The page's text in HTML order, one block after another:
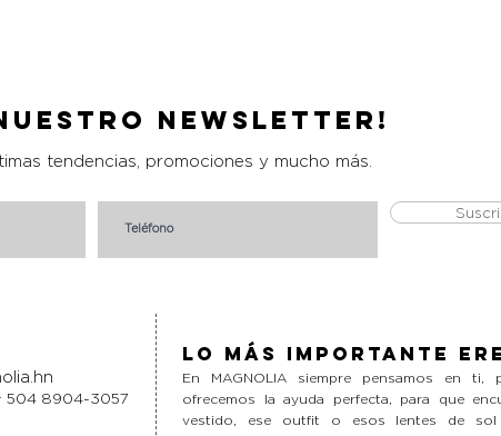
Newsletter!
tendencias, promociones y mucho más.
504 8904-3057
Lo más importante
En MAGNOLIA siempre pensamos en
ofrecemos la ayuda perfecta, para que
vestido, ese outfit o esos lentes de sol